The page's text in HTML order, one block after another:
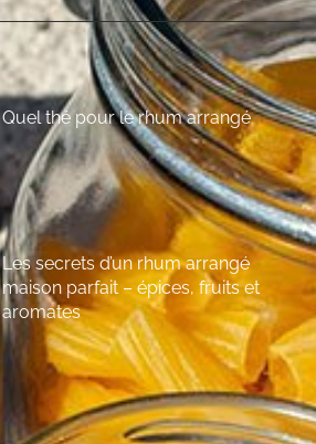
Quel thé pour le rhum arrangé
Les secrets d’un rhum arrangé
maison parfait – épices, fruits et
aromates